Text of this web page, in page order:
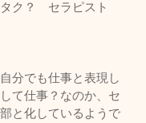
ク？　セラピスト
分でも仕事と表現し
て仕事？なのか、セ
と化しているようで